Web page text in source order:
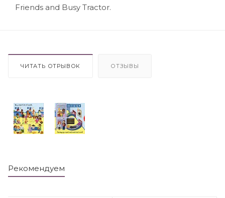
Friends and Busy Tractor.
ЧИТАТЬ ОТРЫВОК ОТЗЫВЫ
Рекомендуем